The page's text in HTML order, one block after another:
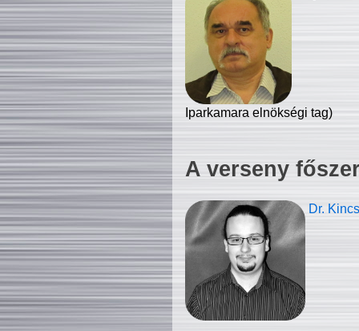
Iparkamara elnökségi tag)
A verseny
Dr.